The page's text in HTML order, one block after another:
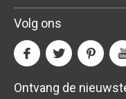
Volg ons
Ontvang de